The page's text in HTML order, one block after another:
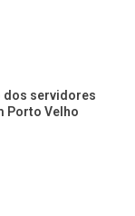
dos servidores
Porto Velho